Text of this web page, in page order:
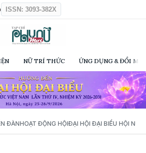
ISSN: 3093-382X
NỮ TRÍ THỨC ỨNG DỤNG & ĐỔI
ĐÀNHOẠT ĐỘNG HỘIĐẠI HỘI ĐẠI BIỂU HỘI NỮ